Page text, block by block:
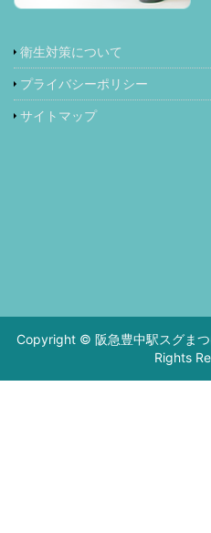
衛生対策について
プライバシーポリシー
サイトマップ
Copyright © 阪急豊中駅スグま
Rights